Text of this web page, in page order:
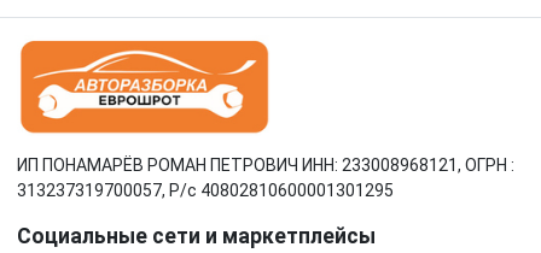
ИП ПОНАМАРЁВ РОМАН ПЕТРОВИЧ ИНН: 233008968121, ОГРН :
313237319700057, Р/c 40802810600001301295
Социальные сети и маркетплейсы